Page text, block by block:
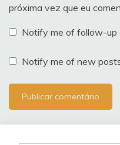
próxima vez que eu
Notify me of follow-up
Notify me of new